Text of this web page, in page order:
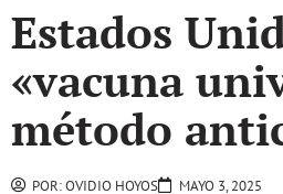
Estados
«vacuna
método
POR:OVIDIO HOYOS MAYO 3, 2025